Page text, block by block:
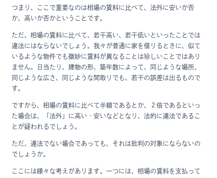
つまり、ここで重要なのは相場の賃料に比べて、法外に安いか否
か、高いか否かということです。
ただ、相場の賃料に比べて、若干高い、若干低いといったことでは
違法にはならないでしょう。我々が普通に家を借りるときに、似て
いるような物件でも微妙に賃料が異なることは珍しいことではあり
ません。日当たり、建物の形、築年数によって、同じような場所、
同じような広さ、同じような間取りでも、若干の誤差は出るもので
す。
ですから、相場の賃料に比べて半額であるとか、２倍であるといっ
た場合は、「法外」に高い・安いなどとなり、法的に違法であるこ
とが疑われるでしょう。
ただ、違法でない場合であっても、それは批判の対象にならないの
でしょうか。
ここには様々な考えがあります。一つには、相場の賃料を支払って